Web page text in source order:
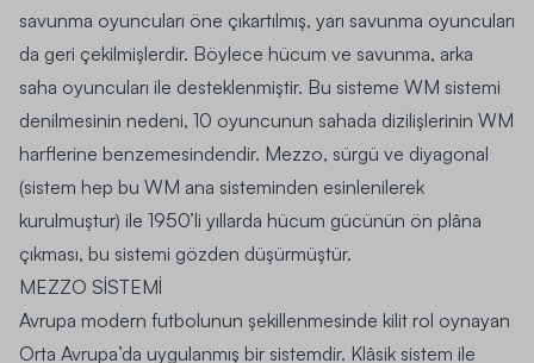
savunma oyuncuları öne çıkartılmış, yarı savunma oyuncuları
da geri çekilmişlerdir. Böylece hücum ve savunma, arka
saha oyuncuları ile desteklenmiştir. Bu sisteme WM sistemi
denilmesinin nedeni, 10 oyuncunun sahada dizilişlerinin WM
harflerine benzemesindendir. Mezzo, sürgü ve diyagonal
(sistem hep bu WM ana sisteminden esinlenilerek
kurulmuştur) ile 1950’li yıllarda hücum gücünün ön plâna
çıkması, bu sistemi gözden düşürmüştür.
MEZZO SİSTEMİ
Avrupa modern futbolunun şekillenmesinde kilit rol oynayan
Orta Avrupa’da uygulanmış bir sistemdir. Klâsik sistem ile